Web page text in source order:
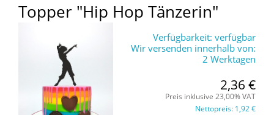
Topper "Hip Hop Tänzerin"
Verfügbarkeit: verfügbar
Wir versenden innerhalb von:
2 Werktagen
2,36 €
Preis inklusive 23,00% VAT
Nettopreis: 1,92 €